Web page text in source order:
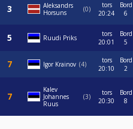
Aleksandrs
Horsuns
0
tors
20:24
Bord
6
Ruudi Priks
tors
20:01
Bord
5
Igor Krainov 4
tors
20:10
Bord
2
Kalev
Johannes
Ruus
3
tors
20:30
Bord
8